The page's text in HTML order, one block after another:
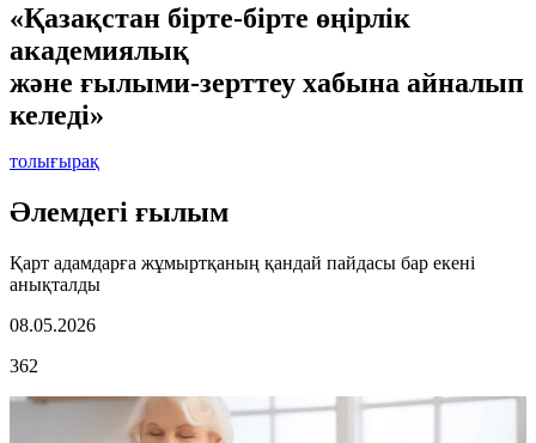
«Қазақстан бірте-бірте өңірлік
академиялық
және ғылыми-зерттеу хабына айналып
келеді»
толығырақ
Әлемдегі ғылым
Қарт адамдарға жұмыртқаның қандай пайдасы бар екені
анықталды
08.05.2026
362